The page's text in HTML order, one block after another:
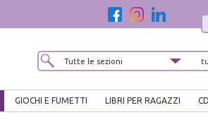
GIOCHI E FUMETTI LIBRI PER RAGAZZI